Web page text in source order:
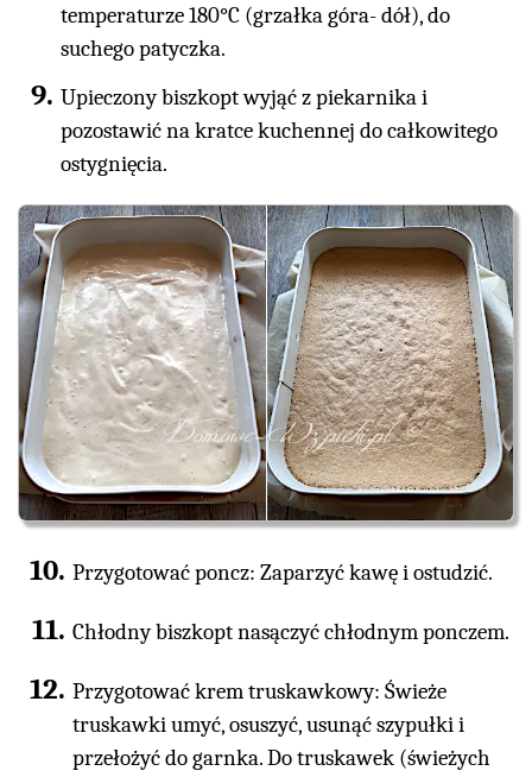
temperaturze 180°C (grzałka góra- dół), do
suchego patyczka.
Upieczony biszkopt wyjąć z piekarnika i
pozostawić na kratce kuchennej do całkowitego
ostygnięcia.
Przygotować poncz: Zaparzyć kawę i ostudzić.
Chłodny biszkopt nasączyć chłodnym ponczem.
Przygotować krem truskawkowy: Świeże
truskawki umyć, osuszyć, usunąć szypułki i
przełożyć do garnka. Do truskawek (świeżych